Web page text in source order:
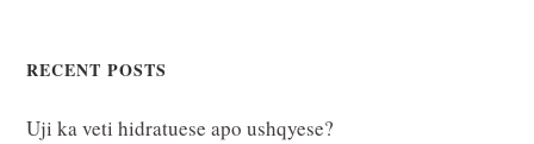
RECENT POSTS
Uji ka veti hidratuese apo ushqyese?